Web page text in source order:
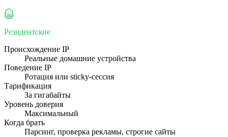
Резидентские
Происхождение IP
Реальные домашние устройства
Поведение IP
Ротация или sticky-сессия
Тарификация
За гигабайты
Уровень доверия
Максимальный
Когда брать
Парсинг, проверка рекламы, строгие сайты